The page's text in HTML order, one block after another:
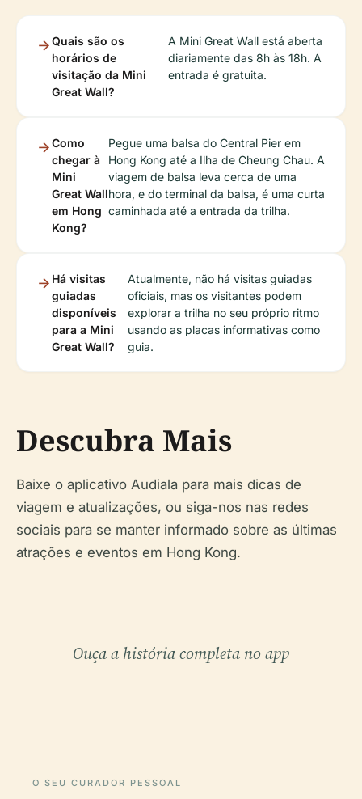
Quais são os
horários de
visitação da Mini
Great Wall?
A Mini Great Wall está aberta
diariamente das 8h às 18h. A
entrada é gratuita.
Como
chegar à
Mini
Great Wall
em Hong
Kong?
Pegue uma balsa do Central Pier em
Hong Kong até a Ilha de Cheung Chau. A
viagem de balsa leva cerca de uma
hora, e do terminal da balsa, é uma curta
caminhada até a entrada da trilha.
Há visitas
guiadas
disponíveis
para a Mini
Great Wall?
Atualmente, não há visitas guiadas
oficiais, mas os visitantes podem
explorar a trilha no seu próprio ritmo
usando as placas informativas como
guia.
Descubra Mais
Baixe o aplicativo Audiala para mais dicas de
viagem e atualizações, ou siga-nos nas redes
sociais para se manter informado sobre as últimas
atrações e eventos em Hong Kong.
Ouça a história completa no app
O SEU CURADOR PESSOAL